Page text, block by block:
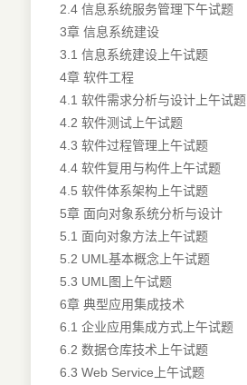
2.4 信息系统服务管理下午试题
3章 信息系统建设
3.1 信息系统建设上午试题
4章 软件工程
4.1 软件需求分析与设计上午试题
4.2 软件测试上午试题
4.3 软件过程管理上午试题
4.4 软件复用与构件上午试题
4.5 软件体系架构上午试题
5章 面向对象系统分析与设计
5.1 面向对象方法上午试题
5.2 UML基本概念上午试题
5.3 UML图上午试题
6章 典型应用集成技术
6.1 企业应用集成方式上午试题
6.2 数据仓库技术上午试题
6.3 Web Service上午试题